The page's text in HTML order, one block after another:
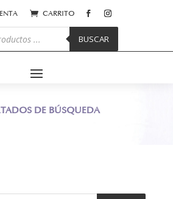
 CARRITO
BUSCAR
DE BÚSQUEDA